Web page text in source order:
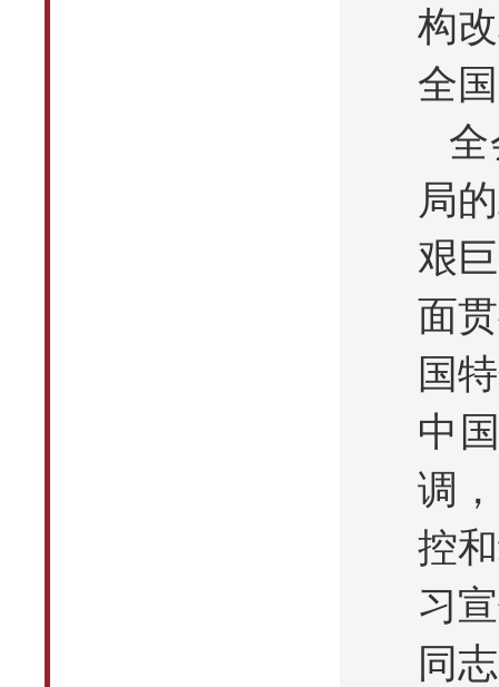
构
全
局
艰
面
国
中
调
控
习
同